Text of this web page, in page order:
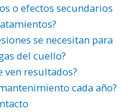
o efectos secundarios
se necesitan para
del cuello?
ven resultados?
cada año?